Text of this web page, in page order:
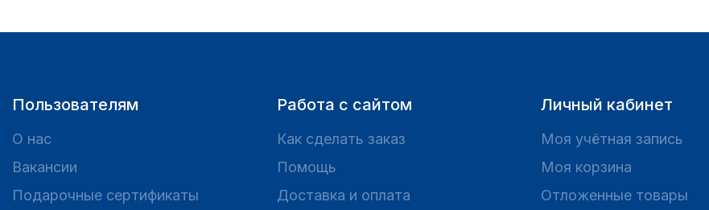
Пользователям
О нас
Вакансии
Подарочные сертификаты
Работа с сайтом
Как сделать заказ
Помощь
Доставка и оплата
Личный кабинет
Моя учётная запись
Моя корзина
Отложенные товары